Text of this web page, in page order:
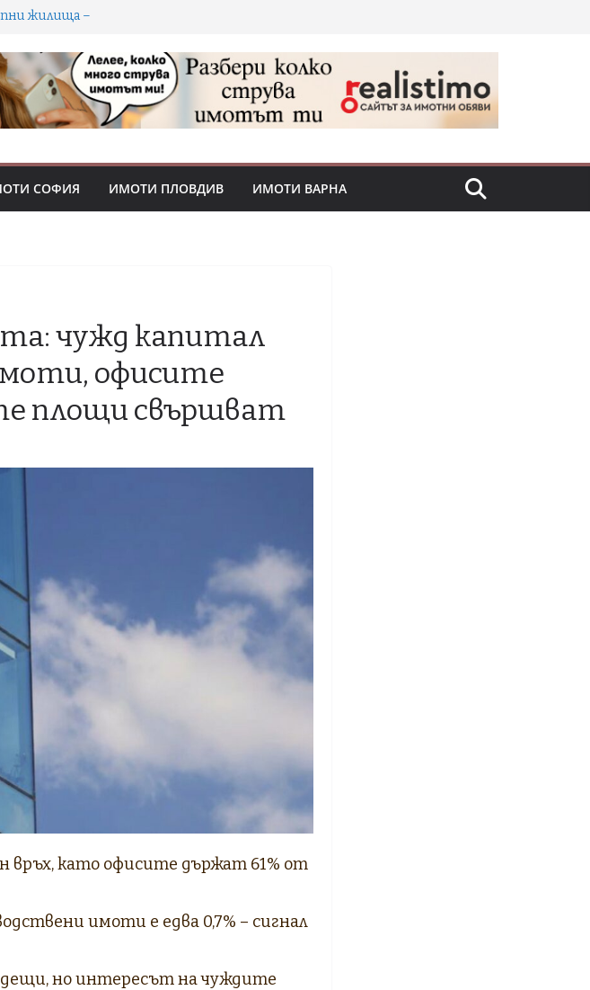
жилища –
предимство
обща част и кой
в София са
Q2 2026 –
СОФИЯ ИМОТИ ПЛОВДИВ ИМОТИ ВАРНА
чужд капитал
офисите
площи свършват
като офисите държат 61% от
имоти е едва 0,7% – сигнал
но интересът на чуждите